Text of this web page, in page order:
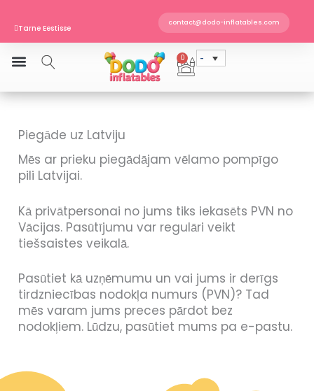
content
Tarne Eestisse
contact@dodo-inflatables.com
0
Cart
Piegāde uz Latviju
Mēs ar prieku piegādājam vēlamo pompīgo
pili Latvijai.
Kā privātpersonai no jums tiks iekasēts PVN no
Vācijas. Pasūtījumu var regulāri veikt
tiešsaistes veikalā.
Pasūtiet kā uzņēmumu un vai jums ir derīgs
tirdzniecības nodokļa numurs (PVN)? Tad
mēs varam jums preces pārdot bez
nodokļiem. Lūdzu, pasūtiet mums pa e-pastu.